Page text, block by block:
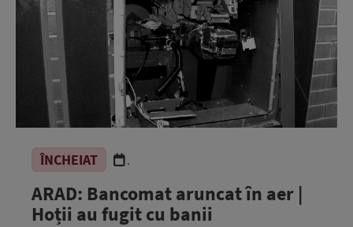
ÎNCHEIAT .
ARAD: Bancomat aruncat în aer |
Hoții au fugit cu banii